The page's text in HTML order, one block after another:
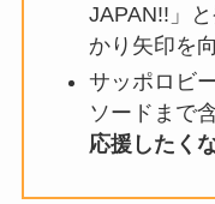
JAPAN!!」
かり矢印を
サッポロビ
ソードまで
応援したく